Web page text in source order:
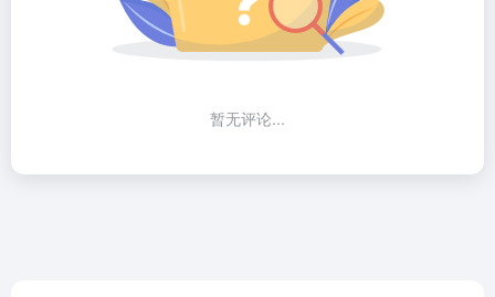
暂无评论...